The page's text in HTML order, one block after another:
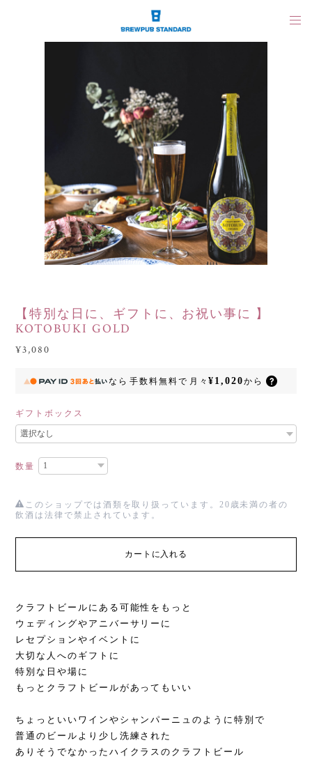
【特別な日に、ギフトに、お祝い事に 】
KOTOBUKI GOLD
¥3,080
なら 手数料無料で 月々¥1,020から
ギフトボックス
数量
このショップでは酒類を取り扱っています。20歳未満の者の
飲酒は法律で禁止されています。
カートに入れる
クラフトビールにある可能性をもっと
ウェディングやアニバーサリーに
レセプションやイベントに
大切な人へのギフトに
特別な日や場に
もっとクラフトビールがあってもいい
ちょっといいワインやシャンパーニュのように特別で
普通のビールより少し洗練された
ありそうでなかったハイクラスのクラフトビール